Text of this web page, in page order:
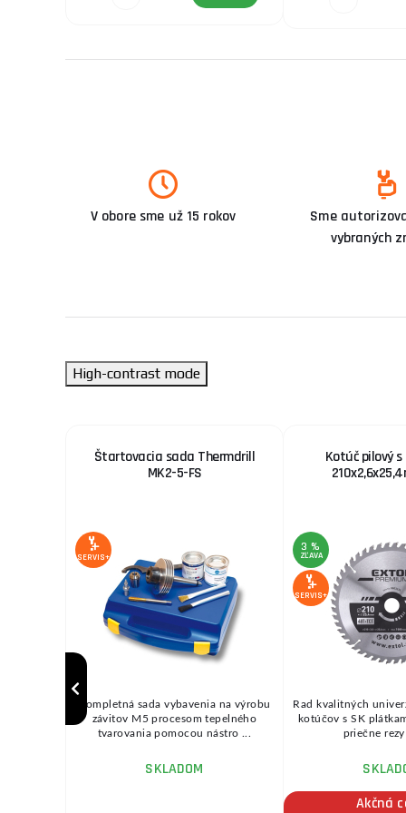
V obore sme už 15 rokov
Sme
vybraných
High-contrast mode
Štartovacia sada Thermdrill
MK2-5-FS
SERVIS+
Kompletná sada vybavenia na výrobu
závitov M5 procesom tepelného
tvarovania pomocou nástro ...
SKLADOM
Kotúč pilový
3 %
ZĽAVA
SERVIS+
Rad kvalitných
kotúčov s SK
priečne rezy
Akčná